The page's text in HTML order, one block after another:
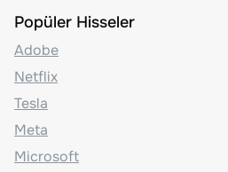
Popüler Hisseler
Adobe
Netflix
Tesla
Meta
Microsoft